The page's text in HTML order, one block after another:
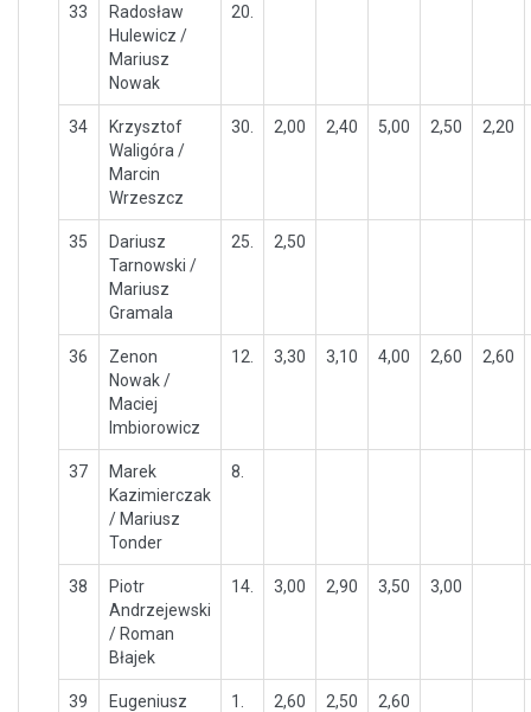
33
Radosław
Hulewicz /
Mariusz
Nowak
20.
34
Krzysztof
Waligóra /
Marcin
Wrzeszcz
30. 2,00 2,40 5,00 2,50 2,20
35
Dariusz
Tarnowski /
Mariusz
Gramala
25. 2,50
36
Zenon
Nowak /
Maciej
Imbiorowicz
12. 3,30 3,10 4,00 2,60 2,60
37
Marek
Kazimierczak
/ Mariusz
Tonder
8.
38
Piotr
Andrzejewski
/ Roman
Błajek
14. 3,00 2,90 3,50 3,00
39
Eugeniusz
1. 2,60 2,50 2,60